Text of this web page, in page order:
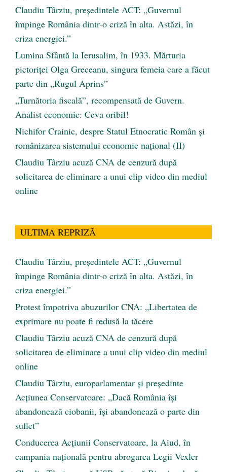
Claudiu Târziu, președintele ACT: „Guvernul
împinge România dintr-o criză în alta. Astăzi, în
criza energiei.”
Lumina Sfântă la Ierusalim, în 1933. Mărturia
pictoriței Olga Greceanu, singura femeia care a făcut
parte din „Rugul Aprins”
„Turnătoria fiscală”, recompensată de Guvern.
Analist economic: Ceva oribil!
Nichifor Crainic, despre Statul Etnocratic Român şi
românizarea sistemului economic naţional (II)
Claudiu Târziu acuză CNA de cenzură după
solicitarea de eliminare a unui clip video din mediul
online
ULTIMA REPRIZĂ
Claudiu Târziu, președintele ACT: „Guvernul
împinge România dintr-o criză în alta. Astăzi, în
criza energiei.”
Protest împotriva abuzurilor CNA: „Libertatea de
exprimare nu poate fi redusă la tăcere
Claudiu Târziu acuză CNA de cenzură după
solicitarea de eliminare a unui clip video din mediul
online
Claudiu Târziu, europarlamentar și președinte
Acțiunea Conservatoare: „Dacă România își
abandonează ciobanii, își abandonează o parte din
suflet”
Conducerea Acțiunii Conservatoare, la Aiud, în
campania națională pentru abrogarea Legii Vexler